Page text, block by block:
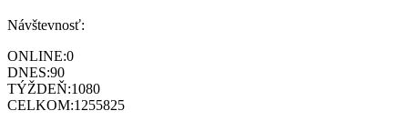
Návštevnosť:
ONLINE:0
DNES:90
TÝŽDEŇ:1080
CELKOM:1255825